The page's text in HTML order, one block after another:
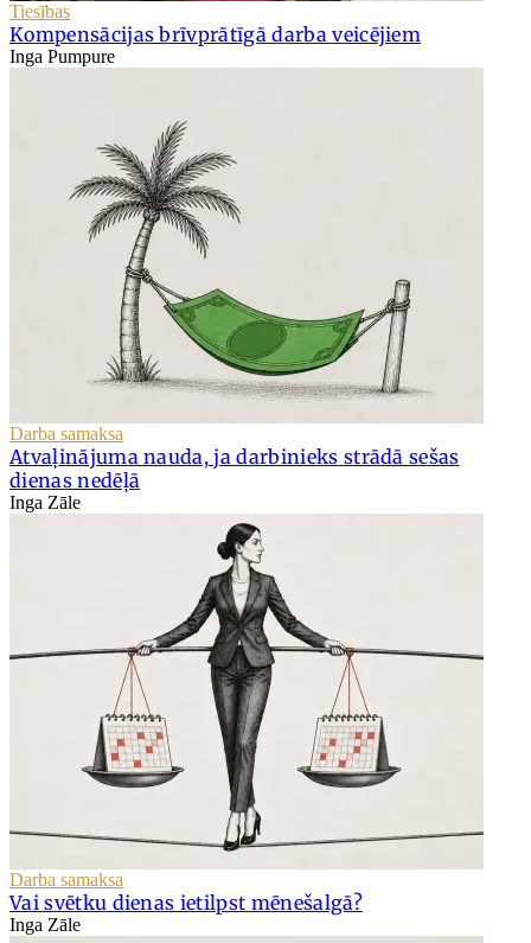
Tiesības
Kompensācijas brīvprātīgā darba veicējiem
Inga Pumpure
Darba samaksa
Atvaļinājuma nauda, ja darbinieks strādā sešas
dienas nedēļā
Inga Zāle
Darba samaksa
Vai svētku dienas ietilpst mēnešalgā?
Inga Zāle